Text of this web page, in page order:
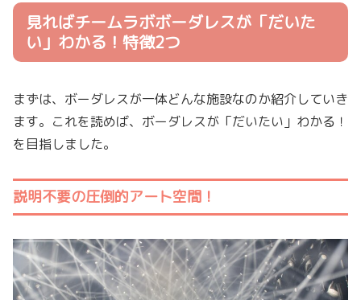
見ればチームラボボーダレスが「だいた
い」わかる！特徴2つ
まずは、ボーダレスが一体どんな施設なのか紹介していき
ます。これを読めば、ボーダレスが「だいたい」わかる！
を目指しました。
説明不要の圧倒的アート空間！